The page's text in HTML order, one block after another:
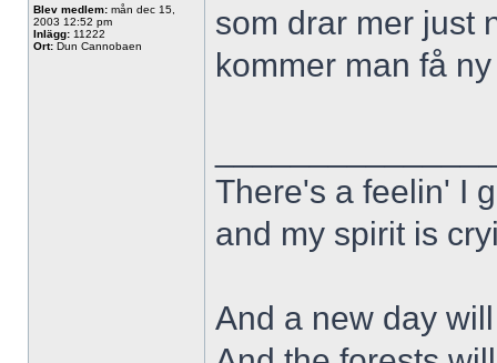
Blev medlem: mån dec 15,
2003 12:52 pm
Inlägg: 11222
Ort: Dun Cannobaen
som drar mer just
kommer man få
There's a feelin' I
and my spirit is
And a new day